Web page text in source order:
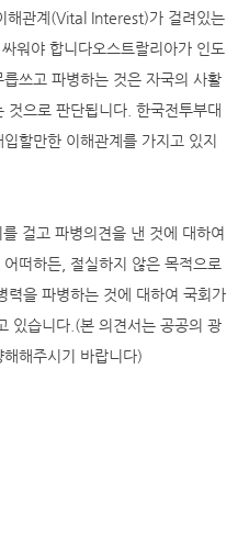
해관계(Vital Interest)가 걸려있는
워야 합니다오스트랄리아가 인도
쓰고 파병하는 것은 자국의 사활
것으로 판단됩니다. 한국전투부대
할만한 이해관계를 가지고 있지
걸고 파병의견을 낸 것에 대하여
떠하든, 절실하지 않은 목적으로
력을 파병하는 것에 대하여 국회가
있습니다.(본 의견서는 공공의 광
해주시기 바랍니다)